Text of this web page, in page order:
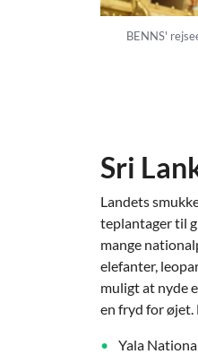
BENNS'
Sri
Landets
teplantager til
mange
elefanter,
muligt at nyde
en fryd for øjet.
Yala